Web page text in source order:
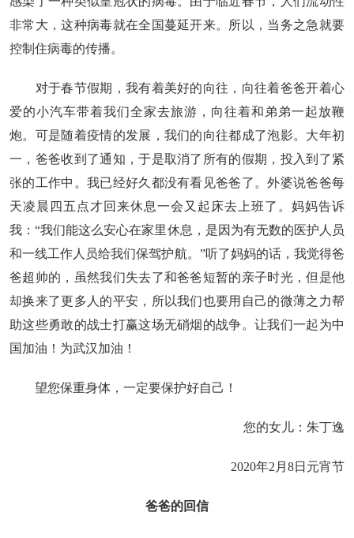
非常大，这种病毒就在全国蔓延开来。所以，当务之急就要
控制住病毒的传播。
对于春节假期，我有着美好的向往，向往着爸爸开着心
爱的小汽车带着我们全家去旅游，向往着和弟弟一起放鞭
炮。可是随着疫情的发展，我们的向往都成了泡影。大年初
一，爸爸收到了通知，于是取消了所有的假期，投入到了紧
张的工作中。我已经好久都没有看见爸爸了。外婆说爸爸每
天凌晨四五点才回来休息一会又起床去上班了。妈妈告诉
我：“我们能这么安心在家里休息，是因为有无数的医护人员
和一线工作人员给我们保驾护航。”听了妈妈的话，我觉得爸
爸超帅的，虽然我们失去了和爸爸短暂的亲子时光，但是他
却换来了更多人的平安，所以我们也要用自己的微薄之力帮
助这些勇敢的战士打赢这场无硝烟的战争。让我们一起为中
国加油！为武汉加油！
望您保重身体，一定要保护好自己！
您的女儿：朱丁逸
2020年2月8日元宵节
爸爸的回信